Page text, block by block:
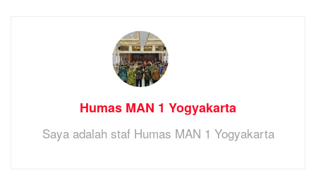
Humas MAN 1 Yogyakarta
Saya adalah staf Humas MAN 1 Yogyakarta